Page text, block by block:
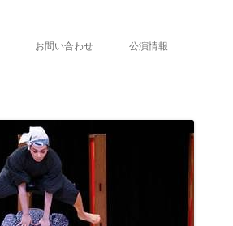
お問い合わせ 公演情報